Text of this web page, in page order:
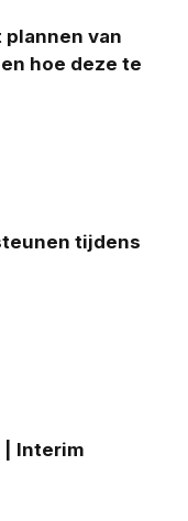
van
hoe deze te
tijdens
| Interim